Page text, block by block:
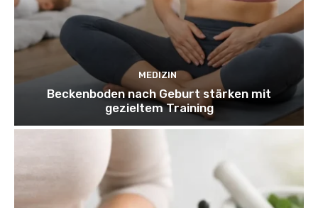
MEDIZIN
Beckenboden nach Geburt stärken mit
gezieltem Training